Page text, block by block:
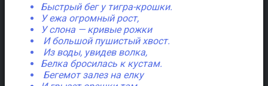
Быстрый бег у тигра-крошки.
У ежа огромный рост,
У слона — кривые рожки
И большой пушистый хвост.
Из воды, увидев волка,
Белка бросилась к кустам.
Бегемот залез на елку